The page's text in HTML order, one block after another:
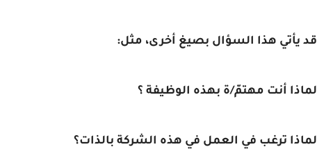
قد يأتي هذا السؤال بصيغ أخرى، مثل:
لماذا أنت مهتمّ/ة بهذه الوظيفة ؟
لماذا ترغب في العمل في هذه الشركة بالذات؟